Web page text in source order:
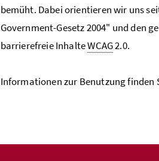
bemüht. Dabei orientieren wir uns
Government-Gesetz 2004" und den
barrierefreie InhalteWCAG2.0.
Informationen zur Benutzung finden